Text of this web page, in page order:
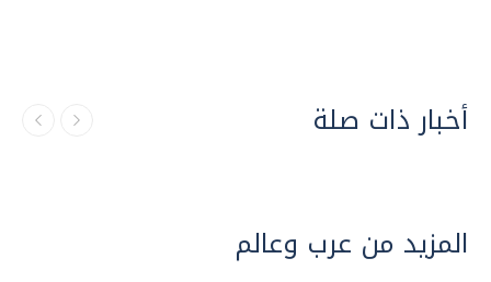
أخبار ذات صلة
المزيد من عرب وعالم